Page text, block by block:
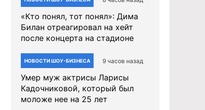
«Кто понял, тот понял»: Дима
Билан отреагировал на хейт
после концерта на стадионе
НОВОСТИ ШОУ-БИЗНЕСА 9 часов назад
Умер муж актрисы Ларисы
Кадочниковой, который был
моложе нее на 25 лет